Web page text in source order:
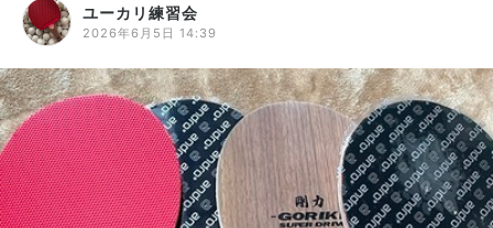
ユーカリ練習会
2026年6月5日 14:39